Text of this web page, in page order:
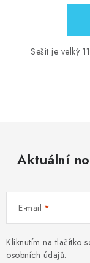
Sešit je velký
Aktuální
E-mail
Kliknutím na tlačítko
osobních údajů.